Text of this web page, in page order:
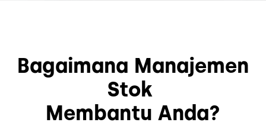
Bagaimana Manajemen
Stok
Membantu Anda?